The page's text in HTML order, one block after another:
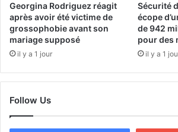
Georgina Rodriguez réagit
après avoir été victime de
grossophobie avant son
mariage supposé
il y a 1 jour
Sécurité
écope
de 942
pour des
il y a 1
Follow Us